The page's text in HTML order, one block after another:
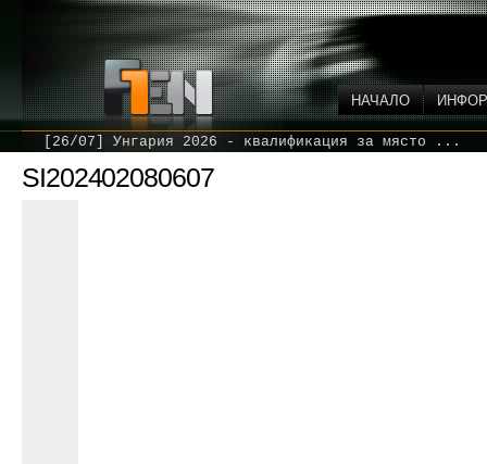
НАЧАЛО
[26/07] Унгария 2026 - квалификация за място ...
SI202402080607